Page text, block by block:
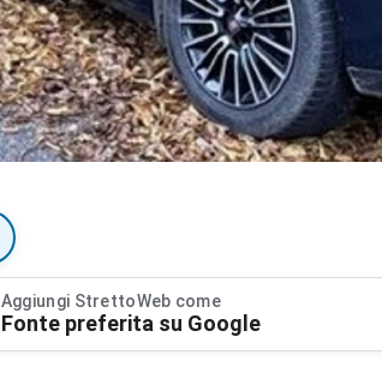
Aggiungi StrettoWeb come
Fonte preferita su Google